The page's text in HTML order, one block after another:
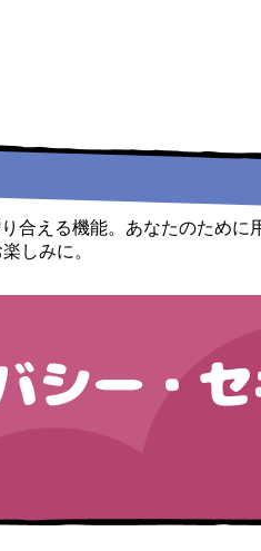
合える機能。あなたのために
しみに。